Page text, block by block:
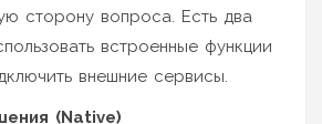
сторону вопроса. Есть два
встроенные функции
внешние сервисы.
(Native)